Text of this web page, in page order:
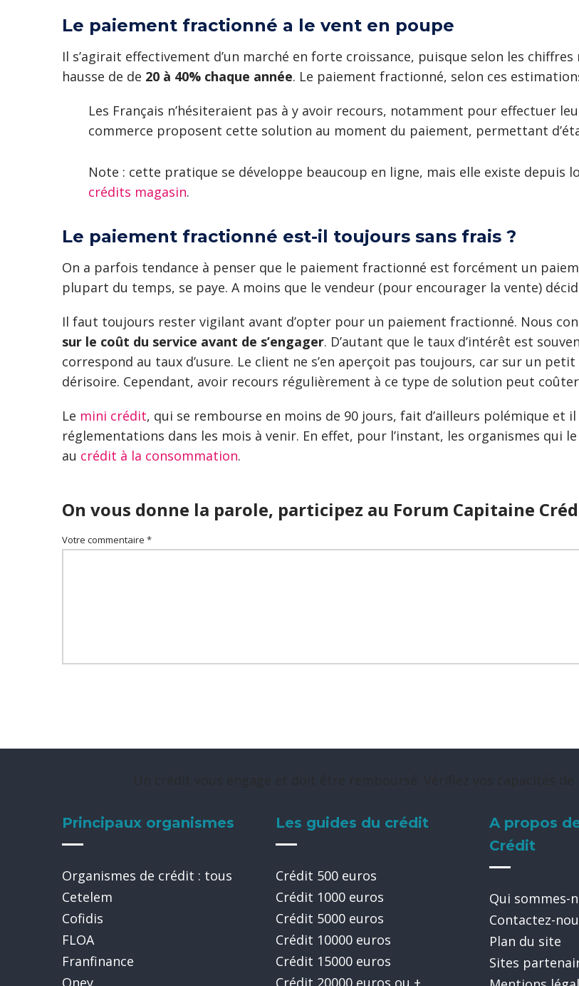
Le paiement fractionné a le vent en poupe
Il s’agirait effectivement d’un marché en forte croissance, puisque selon les
hausse de de 20 à 40% chaque année. Le paiement fractionné, selon ces
Les Français n’hésiteraient pas à y avoir recours, notamment pour effectuer
commerce proposent cette solution au moment du paiement, permettant
Note : cette pratique se développe beaucoup en ligne, mais elle existe depuis
crédits magasin.
Le paiement fractionné est-il toujours sans frais ?
On a parfois tendance à penser que le paiement fractionné est forcément un
plupart du temps, se paye. A moins que le vendeur (pour encourager la vente)
Il faut toujours rester vigilant avant d’opter pour un paiement fractionné. Nous
sur le coût du service avant de s’engager. D’autant que le taux d’intérêt est
correspond au taux d’usure. Le client ne s’en aperçoit pas toujours, car sur un
dérisoire. Cependant, avoir recours régulièrement à ce type de solution peut
Le mini crédit, qui se rembourse en moins de 90 jours, fait d’ailleurs polémique et
réglementations dans les mois à venir. En effet, pour l’instant, les organismes qui
au crédit à la consommation.
On vous donne la parole, participez au Forum Capitaine
Votre commentaire *
Principaux organismes
Organismes de crédit : tous
Cetelem
Cofidis
FLOA
Franfinance
Les guides du crédit
Crédit 500 euros
Crédit 1000 euros
Crédit 5000 euros
Crédit 10000 euros
Crédit 15000 euros
A propos
Crédit
Qui sommes-
Contactez-
Plan du site
Sites